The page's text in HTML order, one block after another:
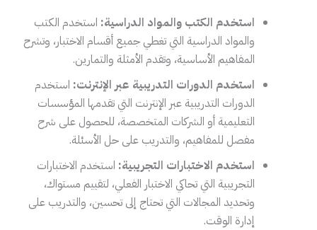
استخدم الكتب والمواد الدراسية: استخدم الكتب
والمواد الدراسية التي تغطي جميع أقسام الاختبار، وتشرح
المفاهيم الأساسية، وتقدم الأمثلة والتمارين.
استخدم الدورات التدريبية عبر الإنترنت: استخدم
الدورات التدريبية عبر الإنترنت التي تقدمها المؤسسات
التعليمية أو الشركات المتخصصة، للحصول على شرح
مفصل للمفاهيم، والتدريب على حل الأسئلة.
استخدم الاختبارات التجريبية: استخدم الاختبارات
التجريبية التي تحاكي الاختبار الفعلي، لتقييم مستواك،
وتحديد المجالات التي تحتاج إلى تحسين، والتدريب على
إدارة الوقت.